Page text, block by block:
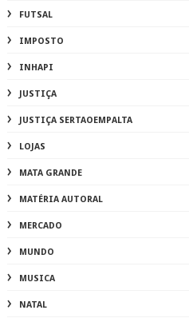
FUTSAL
IMPOSTO
INHAPI
JUSTIÇA
JUSTIÇA SERTAOEMPALTA
LOJAS
MATA GRANDE
MATÉRIA AUTORAL
MERCADO
MUNDO
MUSICA
NATAL